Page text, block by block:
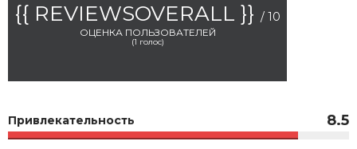
{{ REVIEWSOVERALL }} / 10
ОЦЕНКА ПОЛЬЗОВАТЕЛЕЙ
(1 голос)
Привлекательность 8.5